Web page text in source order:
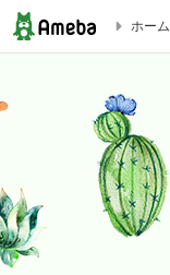
ホーム